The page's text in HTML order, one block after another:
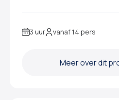
3 uur vanaf 14 pers
Meer over dit